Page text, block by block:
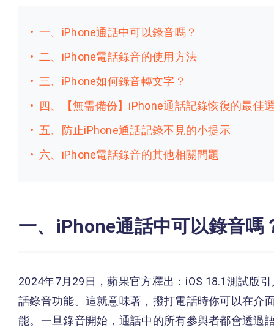
一、iPhone通話中可以錄音嗎？
二、iPhone電話錄音的使用方法
三、iPhone如何錄音轉文字？
四、【無需備份】iPhone通話記錄恢復的最佳
五、防止iPhone通話記錄不見的小提示
六、iPhone電話錄音的其他相關問題
一、iPhone通話中可以錄音嗎
2024年7月29日，蘋果官方釋出：iOS 18.1測試版
話錄音功能。這就意味著，撥打電話時你可以在介
能。一旦錄音開始，通話中的所有參與者都會透過